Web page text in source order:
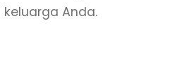
Anda.